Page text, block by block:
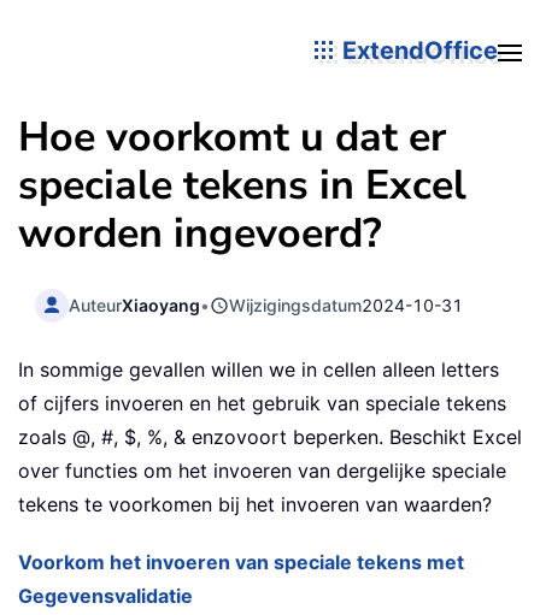
ExtendOffice
Hoe voorkomt u dat er
speciale tekens in Excel
worden ingevoerd?
AuteurXiaoyang• Wijzigingsdatum2024-10-31
In sommige gevallen willen we in cellen alleen letters
of cijfers invoeren en het gebruik van speciale tekens
zoals @, #, $, %, & enzovoort beperken. Beschikt Excel
over functies om het invoeren van dergelijke speciale
tekens te voorkomen bij het invoeren van waarden?
Voorkom het invoeren van speciale tekens met
Gegevensvalidatie